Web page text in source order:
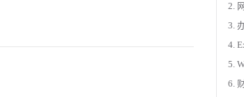
2.
3.
4.
5.
6.